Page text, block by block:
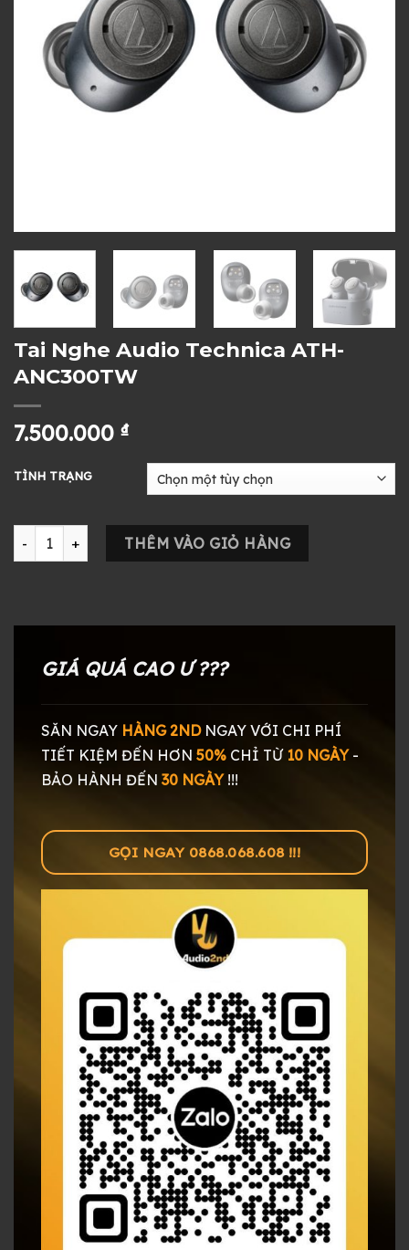
Tai Nghe Audio Technica ATH-
ANC300TW
7.500.000 ₫
TÌNH TRẠNG
Tai Nghe Audio Technica ATH-ANC300TW số lượng
THÊM VÀO GIỎ HÀNG
GIÁ QUÁ CAO Ư ???
SĂN NGAY HÀNG 2NDNGAY VỚI CHI PHÍ
TIẾT KIỆM ĐẾN HƠN 50% CHỈ TỪ 10 NGÀY-
BẢO HÀNH ĐẾN 30 NGÀY!!!
GỌI NGAY 0868.068.608 !!!